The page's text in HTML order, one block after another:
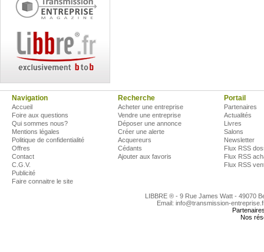
Navigation
Accueil
Foire aux questions
Qui sommes nous?
Mentions légales
Politique de confidentialité
Offres
Contact
C.G.V.
Publicité
Faire connaitre le site
Recherche
Acheter une entreprise
Vendre une entreprise
Déposer une annonce
Créer une alerte
Acquereurs
Cédants
Ajouter aux favoris
Portail
Partenaires
Actualités
Livres
Salons
Newsletter
Flux RSS
Flux RSS
Flux RSS
LIBBRE ® - 9 Rue James Watt - 49070
Email: info@transmission-
Nos